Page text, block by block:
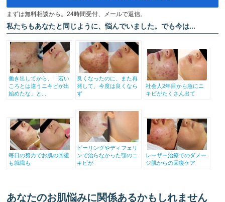
まずは無料相談から。24時間受付、メールで返信。
私たちもあなたと同じように、悩んでいました。でも今は...
働き出してから、「若い
ころとは違うニキビが出
始めたな」と...
良くなったのに、また再
発して、今度は良くなら
ず
社会人2年目から急にニ
キビがたくさん出て
毎日の努力でお肌の回復
も就職も
ピーリングやディフェリ
ンで治らなかった顎のニ
キビが
レーザー治療でのダメー
ジ肌からの回復ケア
あなたのお肌悩みに関係あるかもしれません